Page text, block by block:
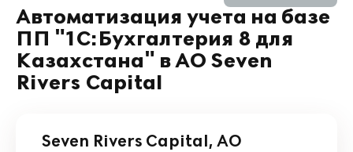
Автоматизация учета на базе
ПП "1С:Бухгалтерия 8 для
Казахстана" в АО Seven
Rivers Capital
Seven Rivers Capital, АО